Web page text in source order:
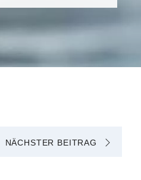
NÄCHSTER BEITRAG